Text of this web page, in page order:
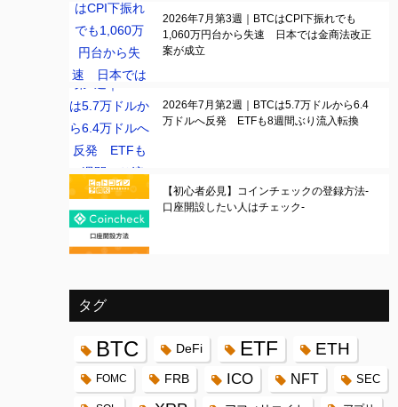
2026年7月第3週｜BTCはCPI下振れでも
1,060万円台から失速 日本では金商法改正
案が成立
2026年7月第2週｜BTCは5.7万ドルから6.4
万ドルへ反発 ETFも8週間ぶり流入転換
【初心者必見】コインチェックの登録方法-
口座開設したい人はチェック-
タグ
BTC DeFi ETF ETH
FOMC FRB ICO NFT SEC